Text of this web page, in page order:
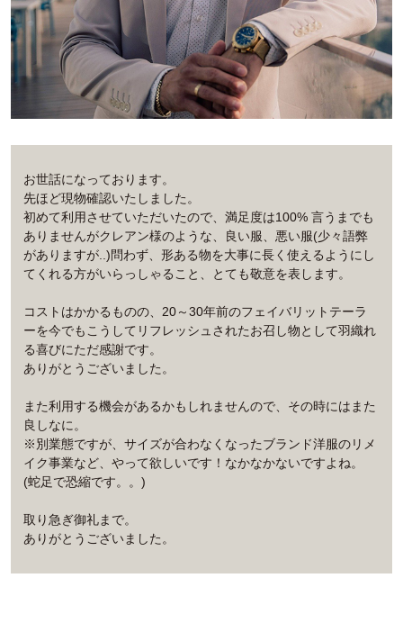
お世話になっております。
先ほど現物確認いたしました。
初めて利用させていただいたので、満足度は100% 言うまでも
ありませんがクレアン様のような、良い服、悪い服(少々語弊
がありますが..)問わず、形ある物を大事に長く使えるようにし
てくれる方がいらっしゃること、とても敬意を表します。
コストはかかるものの、20～30年前のフェイバリットテーラ
ーを今でもこうしてリフレッシュされたお召し物として羽織れ
る喜びにただ感謝です。
ありがとうございました。
また利用する機会があるかもしれませんので、その時にはまた
良しなに。
※別業態ですが、サイズが合わなくなったブランド洋服のリメ
イク事業など、やって欲しいです！なかなかないですよね。
(蛇足で恐縮です。。)
取り急ぎ御礼まで。
ありがとうございました。